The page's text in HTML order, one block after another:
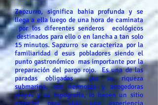
Zapzurro, significa bahia profunda y se
llega a ella luego de una hora de caminata
por los diferentes senderos ecológicos
destinados para ello o en lancha a tan solo
15 minutos. Sapzurro se caracteriza por la
familiaridad d esus pobladores siendo el
punto gastronómico mas importante por la
preparación del pargo rojo. Es una de las
paradas obligadas por su riqueza
submarina, sus hermosas y acogedoras
playas y su topografia, lo hacen un sitio
especial para vivir una experiencia